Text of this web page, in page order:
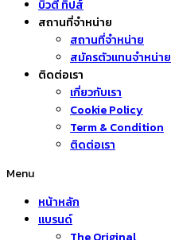
บิวตี้ ทิปส์
สถานที่จำหน่าย
สถานที่จำหน่าย
สมัครตัวแทนจำหน่าย
ติดต่อเรา
เกี่ยวกับเรา
Cookie Policy
Term & Condition
ติดต่อเรา
Menu
หน้าหลัก
แบรนด์